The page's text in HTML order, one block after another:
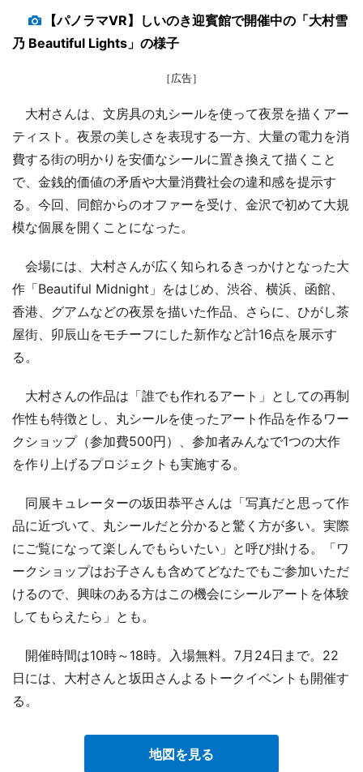
【パノラマVR】しいのき迎賓館で開催中の「大村雪
乃 Beautiful Lights」の様子
［広告］
大村さんは、文房具の丸シールを使って夜景を描くアー
ティスト。夜景の美しさを表現する一方、大量の電力を消
費する街の明かりを安価なシールに置き換えて描くこと
で、金銭的価値の矛盾や大量消費社会の違和感を提示す
る。今回、同館からのオファーを受け、金沢で初めて大規
模な個展を開くことになった。
会場には、大村さんが広く知られるきっかけとなった大
作「Beautiful Midnight」をはじめ、渋谷、横浜、函館、
香港、グアムなどの夜景を描いた作品、さらに、ひがし茶
屋街、卯辰山をモチーフにした新作など計16点を展示す
る。
大村さんの作品は「誰でも作れるアート」としての再制
作性も特徴とし、丸シールを使ったアート作品を作るワー
クショップ（参加費500円）、参加者みんなで1つの大作
を作り上げるプロジェクトも実施する。
同展キュレーターの坂田恭平さんは「写真だと思って作
品に近づいて、丸シールだと分かると驚く方が多い。実際
にご覧になって楽しんでもらいたい」と呼び掛ける。「ワ
ークショップはお子さんも含めてどなたでもご参加いただ
けるので、興味のある方はこの機会にシールアートを体験
してもらえたら」とも。
開催時間は10時～18時。入場無料。7月24日まで。22
日には、大村さんと坂田さんよるトークイベントも開催す
る。
地図を見る